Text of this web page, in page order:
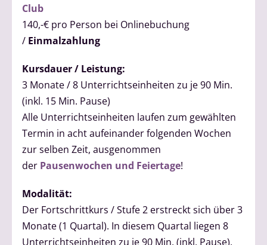
Club
140,-€ pro Person bei Onlinebuchung
/ Einmalzahlung
Kursdauer / Leistung:
3 Monate / 8 Unterrichtseinheiten zu je 90 Min.
(inkl. 15 Min. Pause)
Alle Unterrichtseinheiten laufen zum gewählten
Termin in acht aufeinander folgenden Wochen
zur selben Zeit, ausgenommen
der Pausenwochen und Feiertage!
Modalität:
Der Fortschrittkurs / Stufe 2 erstreckt sich über 3
Monate (1 Quartal). In diesem Quartal liegen 8
Unterrichtseinheiten zu je 90 Min. (inkl. Pause).